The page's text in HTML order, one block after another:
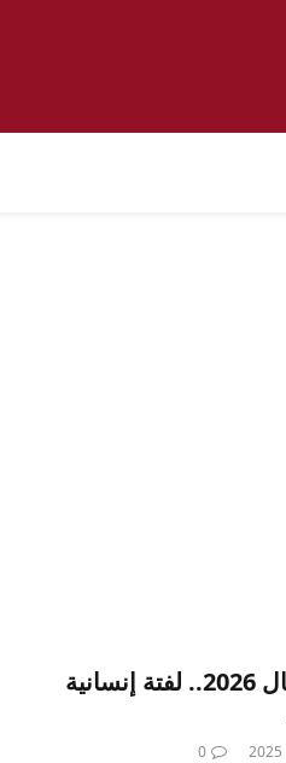
تذكرة الأحلام لمونديال 2026.. لفتة إنسانية
0